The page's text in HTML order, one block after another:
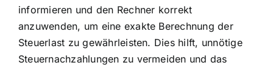
informieren und den Rechner korrekt
anzuwenden, um eine exakte Berechnung der
Steuerlast zu gewährleisten. Dies hilft, unnötige
Steuernachzahlungen zu vermeiden und das